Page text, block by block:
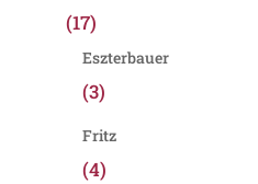
(17)
Eszterbauer
(3)
Fritz
(4)